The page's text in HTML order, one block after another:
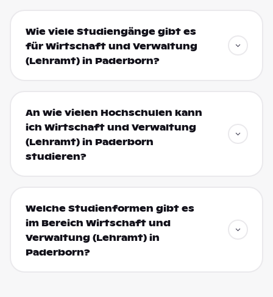
Wie viele Studiengänge gibt es
für Wirtschaft und Verwaltung
(Lehramt) in Paderborn?
An wie vielen Hochschulen kann
ich Wirtschaft und Verwaltung
(Lehramt) in Paderborn
studieren?
Welche Studienformen gibt es
im Bereich Wirtschaft und
Verwaltung (Lehramt) in
Paderborn?